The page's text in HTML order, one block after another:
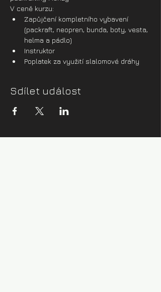
V ceně kurzu:
Zapůjčení kompletního vybavení
(packraft, neopren, bunda, boty, vesta,
helma a pádlo)
Instruktor
Poplatek za využití slalomové dráhy
Sdílet událost